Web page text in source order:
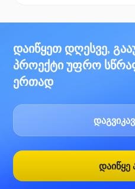
დაიწყეთ დღესვე,
პროექტი უფრო
ერთად
დაიწყე